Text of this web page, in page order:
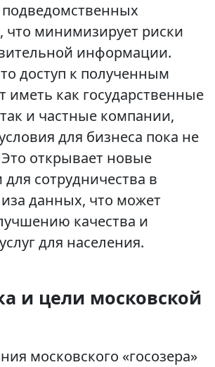
что минимизирует риски
информации.
доступ к полученным
иметь как государственные
и частные компании,
для бизнеса пока не
открывает новые
сотрудничества в
данных, что может
качества и
для населения.
и цели московской
московского «госозера»